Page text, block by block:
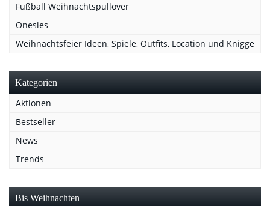
Fußball Weihnachtspullover
Onesies
Weihnachtsfeier Ideen, Spiele, Outfits, Location und Knigge
Kategorien
Aktionen
Bestseller
News
Trends
Bis Weihnachten